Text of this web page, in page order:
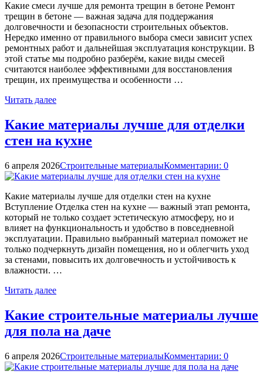
Какие смеси лучше для ремонта трещин в бетоне Ремонт
трещин в бетоне — важная задача для поддержания
долговечности и безопасности строительных объектов.
Нередко именно от правильного выбора смеси зависит успех
ремонтных работ и дальнейшая эксплуатация конструкции. В
этой статье мы подробно разберём, какие виды смесей
считаются наиболее эффективными для восстановления
трещин, их преимущества и особенности …
Читать далее
Какие материалы лучше для отделки
стен на кухне
6 апреля 2026Строительные материалыКомментарии: 0
Какие материалы лучше для отделки стен на кухне
Вступление Отделка стен на кухне — важный этап ремонта,
который не только создает эстетическую атмосферу, но и
влияет на функциональность и удобство в повседневной
эксплуатации. Правильно выбранный материал поможет не
только подчеркнуть дизайн помещения, но и облегчить уход
за стенами, повысить их долговечность и устойчивость к
влажности. …
Читать далее
Какие строительные материалы лучше
для пола на даче
6 апреля 2026Строительные материалыКомментарии: 0